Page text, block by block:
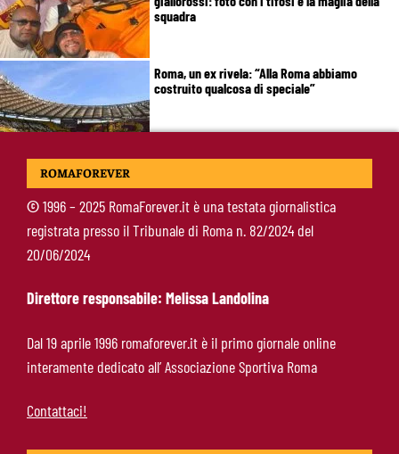
squadra
Roma, un ex rivela: “Alla Roma abbiamo
costruito qualcosa di speciale”
Roma, Koulierakis svela il retroscena:
scegliere i giallorossi”
Koulierakis-Roma, impatto immediato: gol e
messaggio a Gasperini
ROMAFOREVER
©1996 – 2025 RomaForever.it è una testata giornalistica
registrata presso il Tribunale di Roma n. 82/2024 del
20/06/2024
Direttore responsabile: Melissa Landolina
Dal 19 aprile 1996 romaforever.it è il primo giornale online
interamente dedicato all’ Associazione Sportiva Roma
Contattaci!